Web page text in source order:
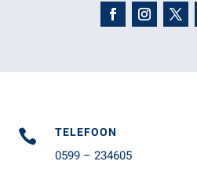
 TELEFOON
0599 – 234605